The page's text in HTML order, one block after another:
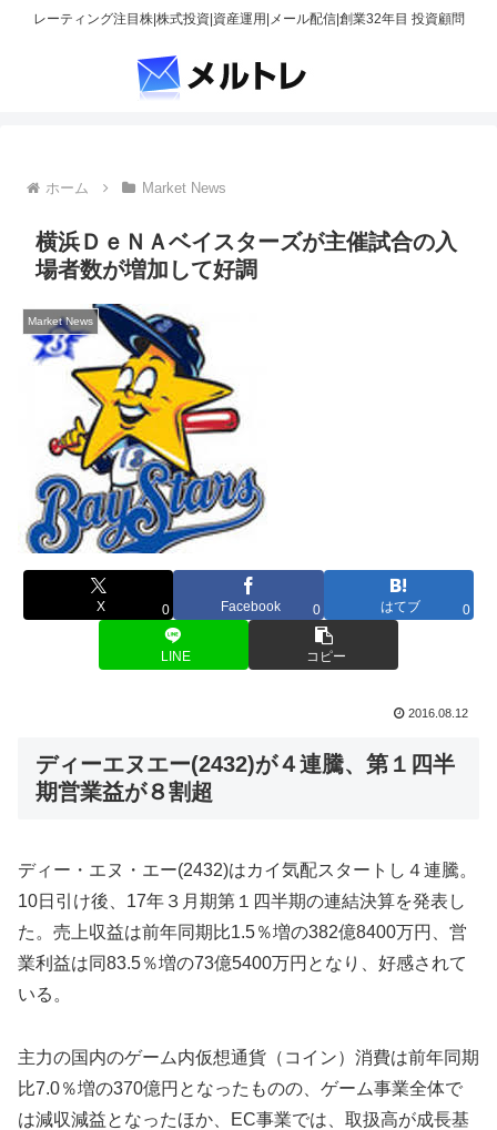
レーティング注目株|株式投資|資産運用|メール配信|創業32年目 投資顧問
ホーム Market News
横浜ＤｅＮＡベイスターズが主催試合の入
場者数が増加して好調
Market News
X 0 Facebook 0 はてブ 0
LINE コピー
2016.08.12
ディーエヌエー(2432)が４連騰、第１四半
期営業益が８割超
ディー・エヌ・エー(2432)はカイ気配スタートし４連騰。
10日引け後、17年３月期第１四半期の連結決算を発表し
た。売上収益は前年同期比1.5％増の382億8400万円、営
業利益は同83.5％増の73億5400万円となり、好感されて
いる。
主力の国内のゲーム内仮想通貨（コイン）消費は前年同期
比7.0％増の370億円となったものの、ゲーム事業全体で
は減収減益となったほか、EC事業では、取扱高が成長基